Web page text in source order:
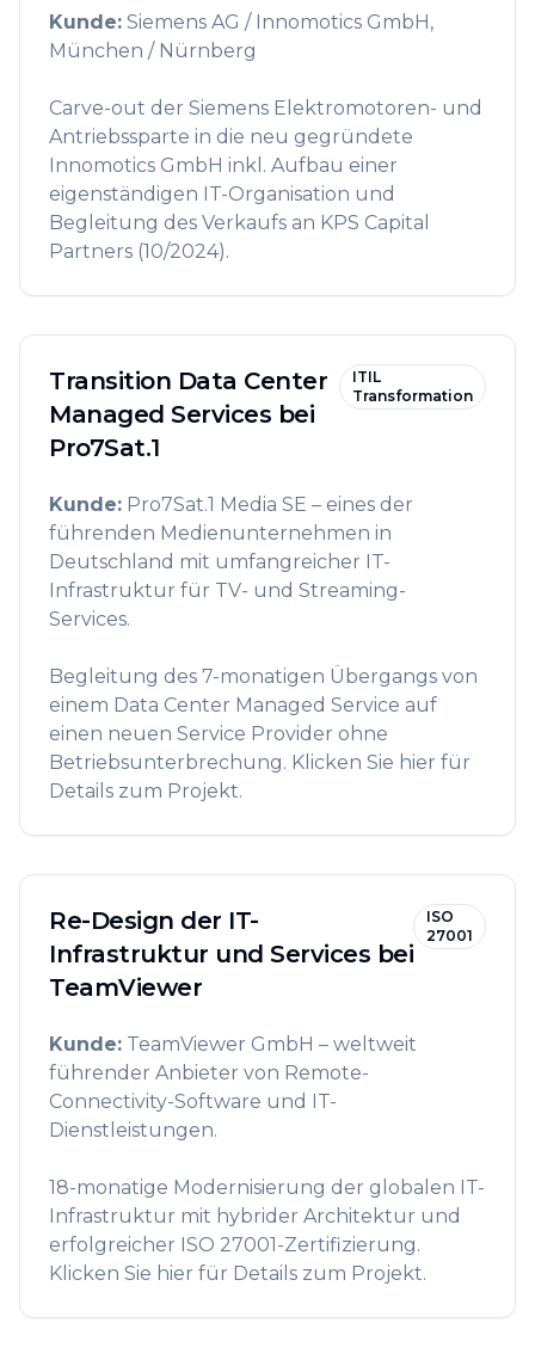
Kunde: Siemens AG / Innomotics GmbH,
München / Nürnberg
Carve-out der Siemens Elektromotoren- und
Antriebssparte in die neu gegründete
Innomotics GmbH inkl. Aufbau einer
eigenständigen IT-Organisation und
Begleitung des Verkaufs an KPS Capital
Partners (10/2024).
Transition Data Center
Managed Services bei
Pro7Sat.1
ITIL
Transformation
Kunde: Pro7Sat.1 Media SE – eines der
führenden Medienunternehmen in
Deutschland mit umfangreicher IT-
Infrastruktur für TV- und Streaming-
Services.
Begleitung des 7-monatigen Übergangs von
einem Data Center Managed Service auf
einen neuen Service Provider ohne
Betriebsunterbrechung. Klicken Sie hier für
Details zum Projekt.
Re-Design der IT-
Infrastruktur und Services bei
TeamViewer
ISO
27001
Kunde: TeamViewer GmbH – weltweit
führender Anbieter von Remote-
Connectivity-Software und IT-
Dienstleistungen.
18-monatige Modernisierung der globalen IT-
Infrastruktur mit hybrider Architektur und
erfolgreicher ISO 27001-Zertifizierung.
Klicken Sie hier für Details zum Projekt.